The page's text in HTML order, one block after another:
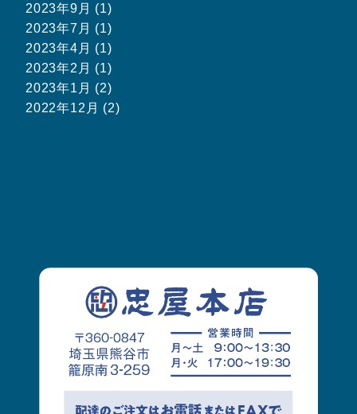
2023年9月 (1)
2023年7月 (1)
2023年4月 (1)
2023年2月 (1)
2023年1月 (2)
2022年12月 (2)